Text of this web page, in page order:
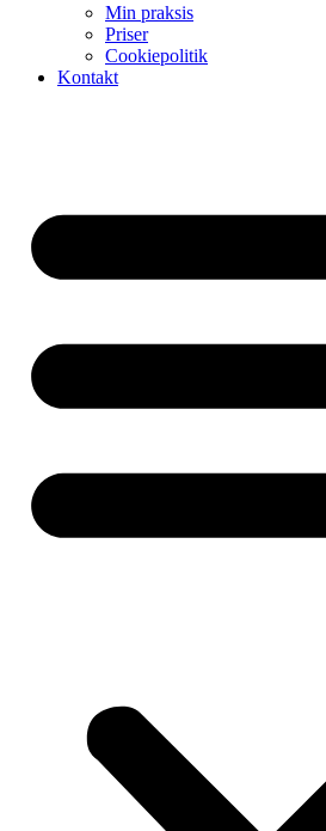
Min praksis
Priser
Cookiepolitik
Kontakt